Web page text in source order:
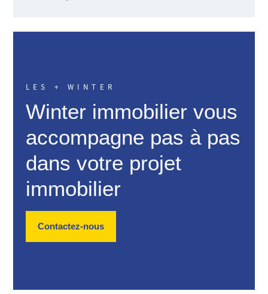
LES + WINTER
Winter immobilier vous
accompagne pas à pas
dans votre projet
immobilier
Contactez-nous